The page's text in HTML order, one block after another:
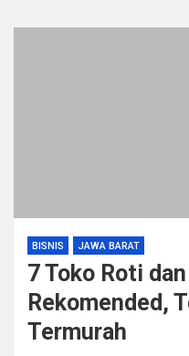
BISNIS JAWA BARAT
7 Toko Roti
Rekomended,
Termurah